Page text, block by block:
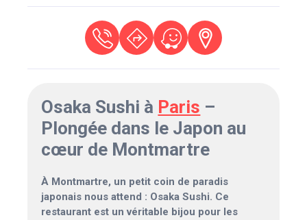
Osaka Sushi à Paris –
Plongée dans le Japon au
cœur de Montmartre
À Montmartre, un petit coin de paradis
japonais nous attend : Osaka Sushi. Ce
restaurant est un véritable bijou pour les